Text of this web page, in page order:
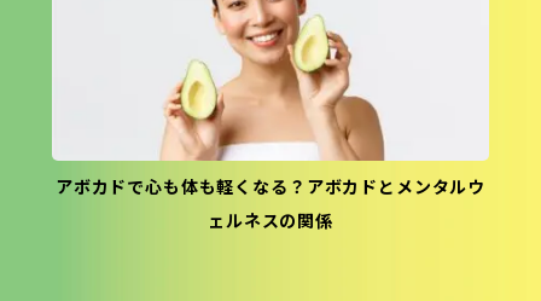
アボカドで心も体も軽くなる？アボカドとメンタルウ
ェルネスの関係